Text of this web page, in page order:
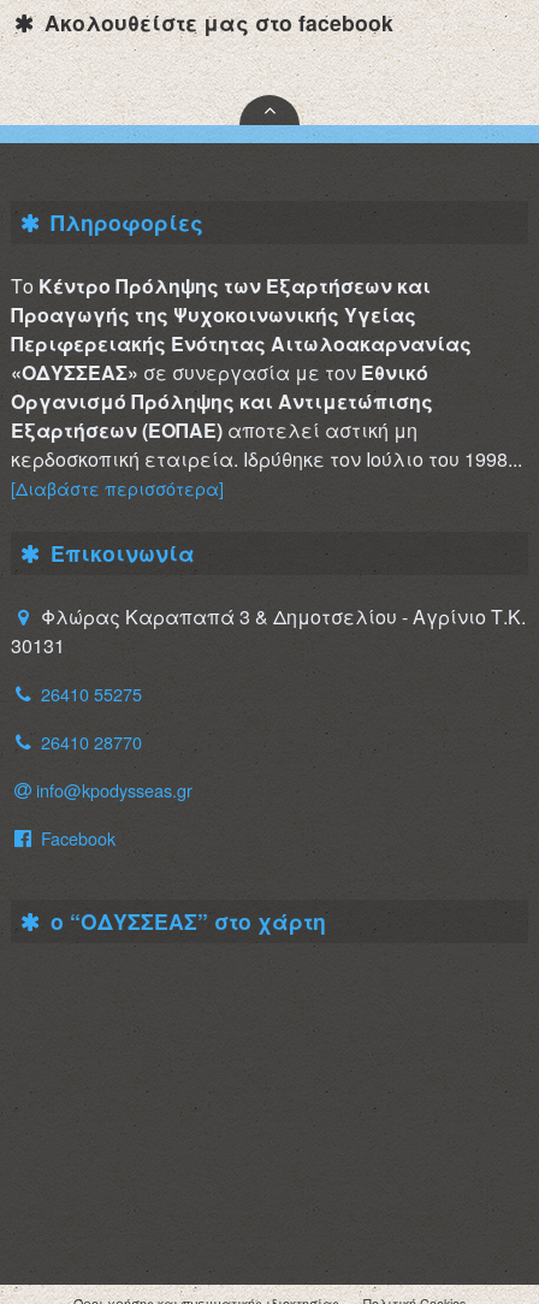
Ακολουθείστε μας στο facebook
Πληροφορίες
Το Κέντρο Πρόληψης των Εξαρτήσεων και
Προαγωγής της Ψυχοκοινωνικής Υγείας
Περιφερειακής Ενότητας Αιτωλοακαρνανίας
«ΟΔΥΣΣΕΑΣ» σε συνεργασία με τον Εθνικό
Οργανισμό Πρόληψης και Αντιμετώπισης
Εξαρτήσεων (ΕΟΠΑΕ)αποτελεί αστική μη
κερδοσκοπική εταιρεία. Ιδρύθηκε τον Ιούλιο του 1998...
[Διαβάστε περισσότερα]
Επικοινωνία
Φλώρας Καραπαπά 3 & Δημοτσελίου - Αγρίνιο Τ.Κ.
30131
26410 55275
26410 28770
info@kpodysseas.gr
Facebook
ο “ΟΔΥΣΣΕΑΣ” στο χάρτη